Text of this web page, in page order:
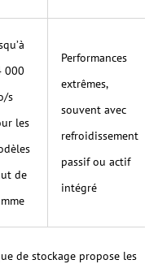
000
s
les
de
Performances
extrêmes,
souvent avec
refroidissement
passif ou actif
intégré
de stockage propose les